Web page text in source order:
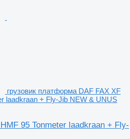
грузовик платформа DAF FAX XF
laadkraan + Fly-Jib NEW & UNUS
95 Tonmeter laadkraan + Fly-